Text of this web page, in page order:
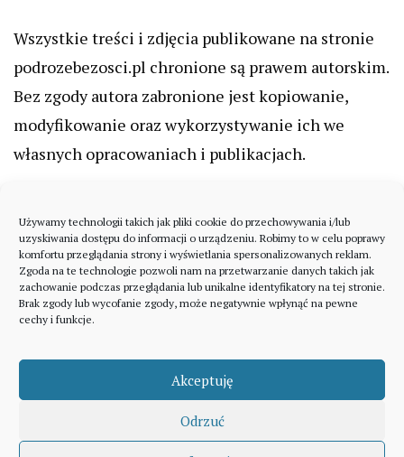
Używamy technologii takich jak pliki cookie do przechowywania i/lub
uzyskiwania dostępu do informacji o urządzeniu. Robimy to w celu poprawy
komfortu przeglądania strony i wyświetlania spersonalizowanych reklam.
Zgoda na te technologie pozwoli nam na przetwarzanie danych takich jak
zachowanie podczas przeglądania lub unikalne identyfikatory na tej stronie.
Brak zgody lub wycofanie zgody, może negatywnie wpłynąć na pewne
cechy i funkcje.
Akceptuję
Odrzuć
Wszystkie treści i zdjęcia publikowane na stronie
podrozebezosci.pl chronione są prawem autorskim.
Bez zgody autora zabronione jest kopiowanie,
modyfikowanie oraz wykorzystywanie ich we
własnych opracowaniach i publikacjach.
A theme by Gradient Themes ©